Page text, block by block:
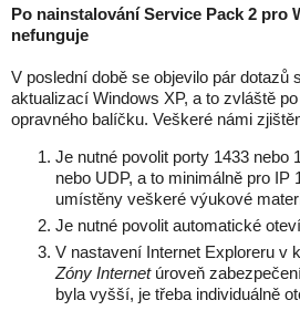
Po nainstalování Service Pack 2 pro
nefunguje
V poslední době se objevilo pár dotazů
aktualizací Windows XP, a to zvláště
opravného balíčku. Veškeré námi
Je nutné povolit porty 1433 nebo
nebo UDP, a to minimálně pro IP
umístěny veškeré výukové
Je nutné povolit automatické
V nastavení Internet Exploreru v
Zóny Internetúroveň
byla vyšší, je třeba individuálně